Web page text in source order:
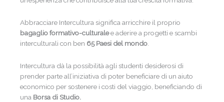
Abbracciare Intercultura significa arricchire il proprio
bagaglio formativo-culturalee aderire a progetti e scambi
interculturali con ben 65 Paesi del mondo
Intercultura dà la possibilità agli studenti desiderosi di
prender parte all’iniziativa di poter beneficiare di un aiuto
economico per sostenere i costi del viaggio, beneficiando di
una Borsa di Studio.